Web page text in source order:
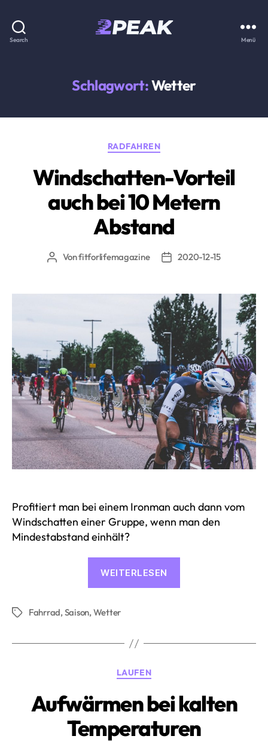
Search Menü
Schlagwort:Wetter
Kategorien
RADFAHREN
Windschatten-Vorteil
auch bei 10 Metern
Abstand
Beitragsautor
Vonfitforlifemagazine Beitragsdatum
2020-12-15
Profitiert man bei einem Ironman auch dann vom
Windschatten einer Gruppe, wenn man den
Mindestabstand einhält?
WEITERLESEN
Metern
Schlagwörter
Fahrrad,Saison,Wetter
Kategorien
LAUFEN
Aufwärmen bei kalten
Temperaturen